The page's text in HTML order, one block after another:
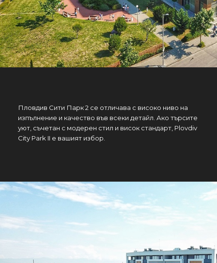
Пловдив Сити Парк 2 се отличава с високо ниво на
изпълнение и качество във всеки детайл. Ако търсите
уют, съчетан с модерен стил и висок стандарт, Plovdiv
City Park II е вашият избор.